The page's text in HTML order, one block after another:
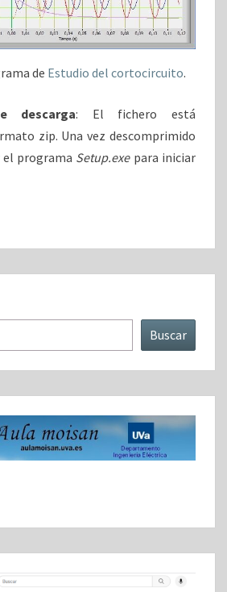
de Estudio del cortocircuito.
descarga: El fichero está
zip. Una vez descomprimido
el programa Setup.exepara iniciar
Buscar